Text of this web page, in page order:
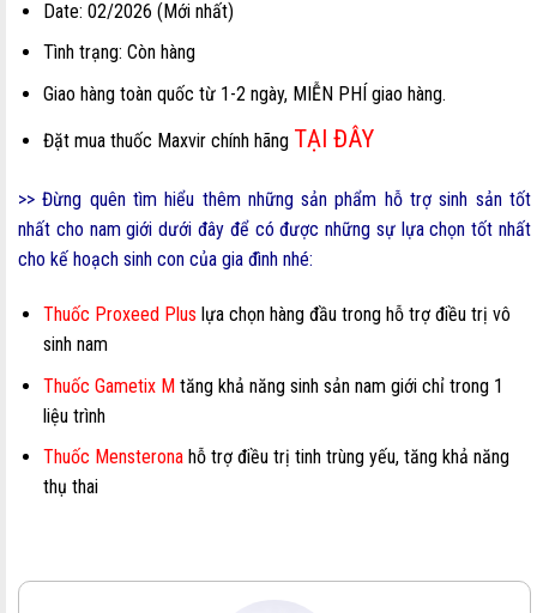
Date: 02/2026 (Mới nhất)
Tình trạng: Còn hàng
Giao hàng toàn quốc từ 1-2 ngày, MIỄN PHÍ giao hàng.
Đặt mua thuốc Maxvir chính hãng TẠI ĐÂY
>> Đừng quên tìm hiểu thêm những sản phẩm hỗ trợ sinh sản tốt
nhất cho nam giới dưới đây để có được những sự lựa chọn tốt nhất
cho kế hoạch sinh con của gia đình nhé:
Thuốc Proxeed Plus lựa chọn hàng đầu trong hỗ trợ điều trị vô
sinh nam
Thuốc Gametix Mtăng khả năng sinh sản nam giới chỉ trong 1
liệu trình
Thuốc Mensteronahỗ trợ điều trị tinh trùng yếu, tăng khả năng
thụ thai